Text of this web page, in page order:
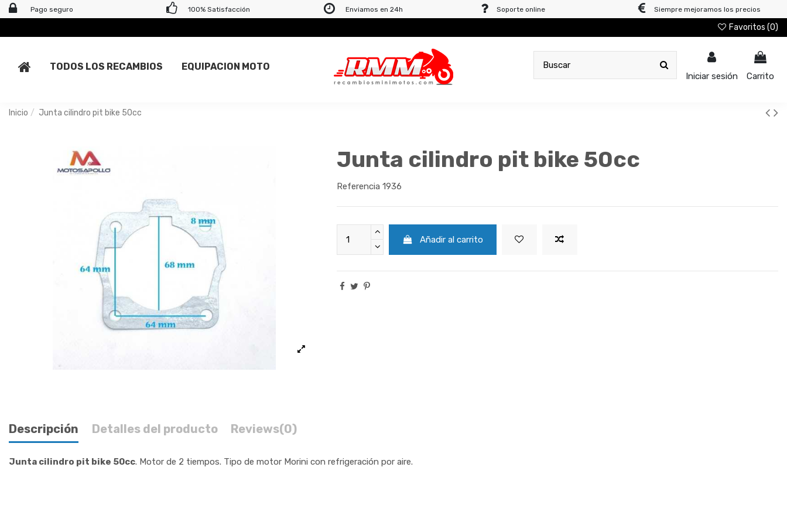
Pago seguro 100% Satisfacción Enviamos en 24h Soporte online Siempre mejoramos los precios
Favoritos (0)
TODOS LOS RECAMBIOS EQUIPACION MOTO
Iniciar sesión Carrito
Inicio Junta cilindro pit bike 50cc
Junta cilindro pit bike 50cc
Referencia 1936
Añadir al carrito
Descripción Detalles del producto Reviews(0)
Junta cilindro pit bike 50cc. Motor de 2 tiempos. Tipo de motor Morini con refrigeración por aire.